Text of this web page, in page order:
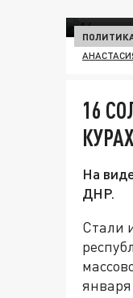
16
На
ДНР.
Стали